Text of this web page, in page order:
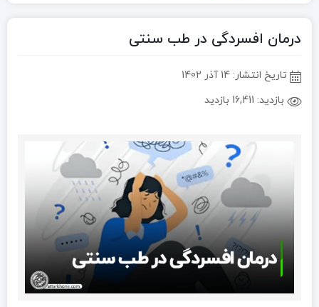
درمان افسردگی در طب سنتی
تاریخ انتشار: 14 آذر 1402
بازدید: 16,411 بازدید